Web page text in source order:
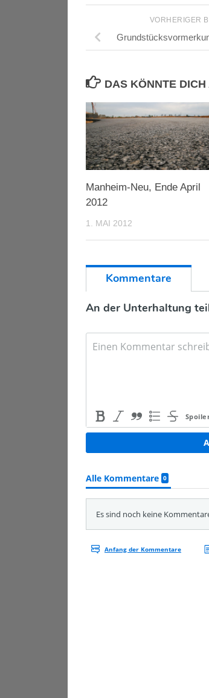
VORHERIGER
DAS KÖNNTE
Manheim-Neu, Ende April
2012
1. MAI 2012